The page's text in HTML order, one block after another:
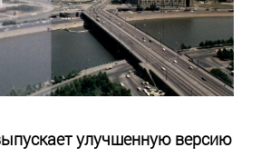
улучшенную версию